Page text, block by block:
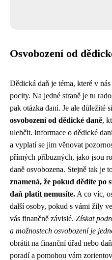
Osvobození od
Dědická daň je téma, které v
pocity. Na jedné straně je tu
pak otázka daní. Je ale důležité
osvobození od dědické daně,
ulehčit. Informace o dědické
a vyplatí se jim věnovat
přímých příbuzných, jako jsou
daně osvobozena. Stejně tak je
znamená, že pokud dědíte po
daň platit nemusíte. A co víc,
další osoby, pokud s vámi žily
vás finančně závislé. Získat
a možnostech osvobození je
obrátit na finanční úřad nebo
poradí a pomohou vám